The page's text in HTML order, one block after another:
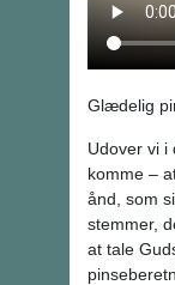
Glædelig
Udover vi i
komme –
ånd, som
stemmer,
at tale